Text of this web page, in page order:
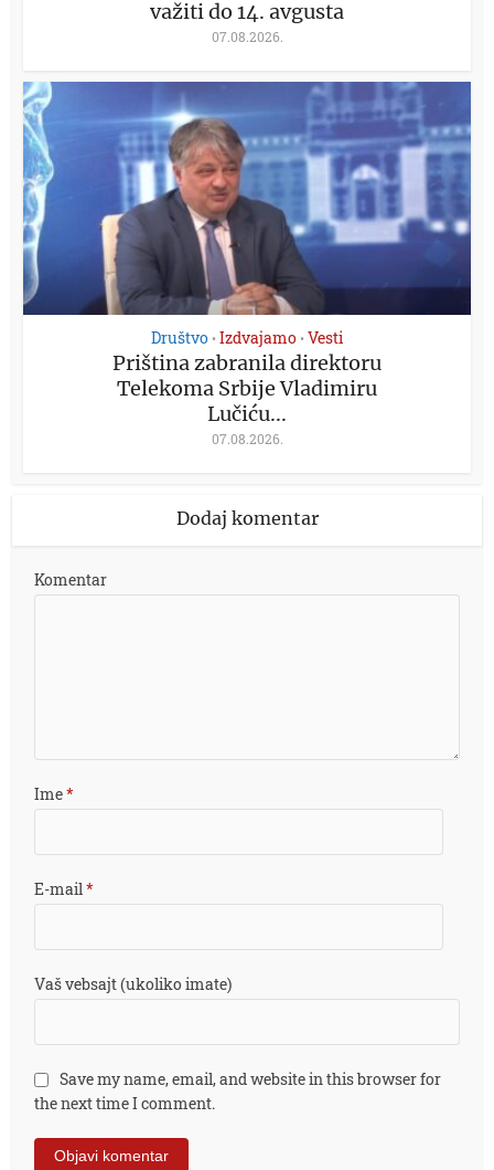
važiti do 14. avgusta
07.08.2026.
Društvo • Izdvajamo • Vesti
Priština zabranila direktoru
Telekoma Srbije Vladimiru
Lučiću...
07.08.2026.
Dodaj komentar
Komentar
Ime*
E-mail*
Vaš vebsajt (ukoliko imate)
Save my name, email, and website in this browser for
the next time I comment.